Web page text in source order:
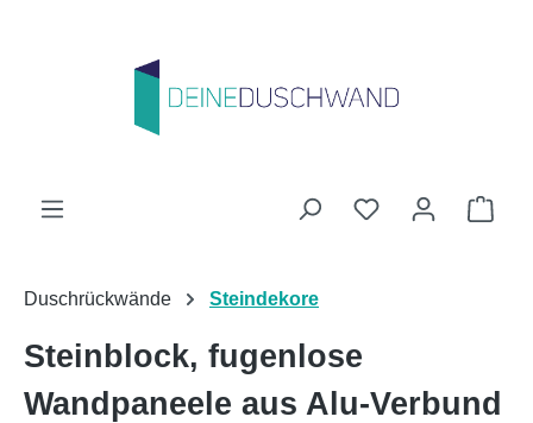
Du hast 0
Duschrückwände Steindekore
Steinblock, fugenlose
Wandpaneele aus Alu-Verbund